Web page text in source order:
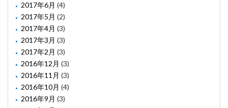
2017年6月 (4)
2017年5月 (2)
2017年4月 (3)
2017年3月 (3)
2017年2月 (3)
2016年12月 (3)
2016年11月 (3)
2016年10月 (4)
2016年9月 (3)